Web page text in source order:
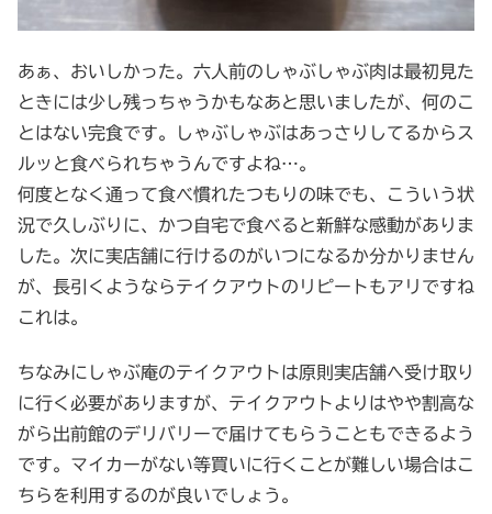
あぁ、おいしかった。六人前のしゃぶしゃぶ肉は最初見た
ときには少し残っちゃうかもなあと思いましたが、何のこ
とはない完食です。しゃぶしゃぶはあっさりしてるからス
ルッと食べられちゃうんですよね…。
何度となく通って食べ慣れたつもりの味でも、こういう状
況で久しぶりに、かつ自宅で食べると新鮮な感動がありま
した。次に実店舗に行けるのがいつになるか分かりません
が、長引くようならテイクアウトのリピートもアリですね
これは。
ちなみにしゃぶ庵のテイクアウトは原則実店舗へ受け取り
に行く必要がありますが、テイクアウトよりはやや割高な
がら出前館のデリバリーで届けてもらうこともできるよう
です。マイカーがない等買いに行くことが難しい場合はこ
ちらを利用するのが良いでしょう。